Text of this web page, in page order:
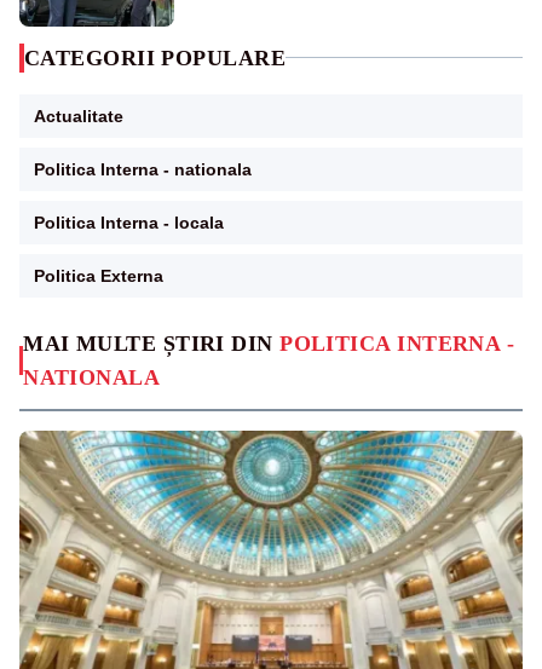
MAI MULTE ȘTIRI DINPOLITICA INTERNA -
NATIONALA
CATEGORII POPULARE
Actualitate
Politica Interna - nationala
Politica Interna - locala
Politica Externa